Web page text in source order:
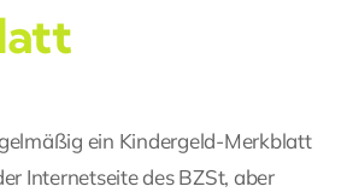
ein Kindergeld-Merkblatt
Internetseite des BZSt, aber